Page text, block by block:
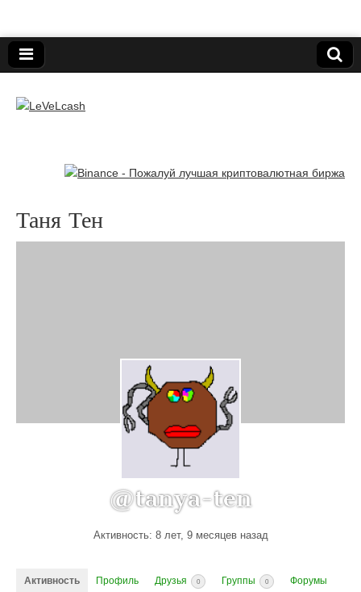
LeVeLcash
Таня Тен
@tanya-ten
Активность: 8 лет, 9 месяцев назад
Активность Профиль Друзья 0 Группы 0 Форумы